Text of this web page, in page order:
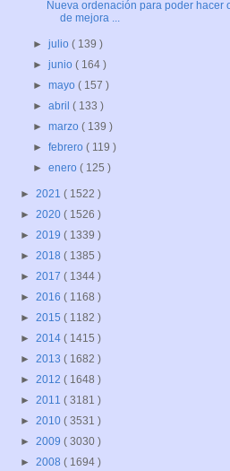
Nueva ordenación para poder hacer
de mejora ...
►julio( 139 )
►junio( 164 )
►mayo( 157 )
►abril( 133 )
►marzo( 139 )
►febrero( 119 )
►enero( 125 )
► 2021 ( 1522 )
► 2020 ( 1526 )
► 2019 ( 1339 )
► 2018 ( 1385 )
► 2017 ( 1344 )
► 2016 ( 1168 )
► 2015 ( 1182 )
► 2014 ( 1415 )
► 2013 ( 1682 )
► 2012 ( 1648 )
► 2011 ( 3181 )
► 2010 ( 3531 )
► 2009 ( 3030 )
► 2008 ( 1694 )